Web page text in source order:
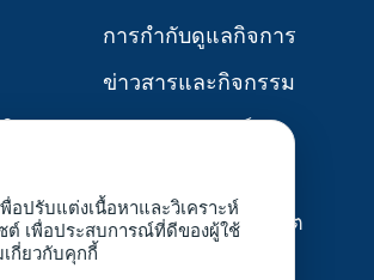
การ
งยืน
การกำกับดูแลกิจการ
ข่าวสารและกิจกรรม
นักลงทุนสัมพันธ์
แจ้งเบาะแสการทุจริต
อปรับแต่งเนื้อหาและวิเคราะห์
ต์ เพื่อประสบการณ์ที่ดีของผู้ใช้
เกี่ยวกับคุกกี้